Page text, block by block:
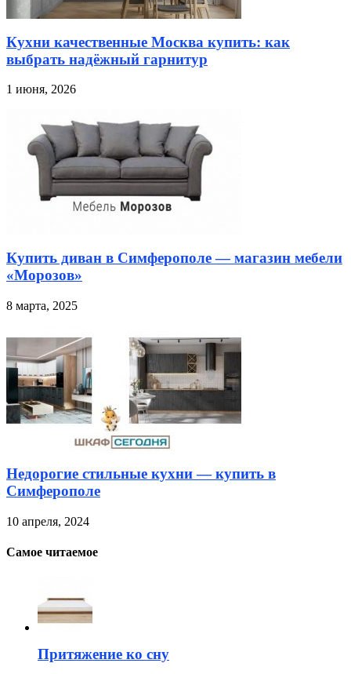
Кухни качественные Москва купить: как
выбрать надёжный гарнитур
1 июня, 2026
Купить диван в Симферополе — магазин мебели
«Морозов»
8 марта, 2025
Недорогие стильные кухни — купить в
Симферополе
10 апреля, 2024
Самое читаемое
Притяжение ко сну